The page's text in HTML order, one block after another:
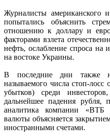
Журналисты американского
попытались объяснить
отношению к доллару и
факторами взлета
нефть, ослабление спроса на
на востоке Украины.
В последние дни также
называемого числа стоп-лосс
убытков) среди
дальнейшее падения рубля,
аналитика компании «ВТБ
валюты объясняется
иностранными счетами.